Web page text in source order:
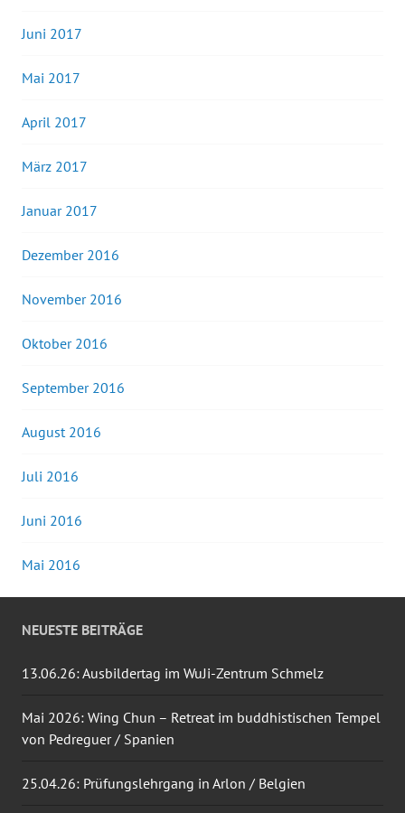
Juni 2017
Mai 2017
April 2017
März 2017
Januar 2017
Dezember 2016
November 2016
Oktober 2016
September 2016
August 2016
Juli 2016
Juni 2016
Mai 2016
NEUESTE BEITRÄGE
13.06.26: Ausbildertag im WuJi-Zentrum Schmelz
Mai 2026: Wing Chun – Retreat im buddhistischen Tempel
von Pedreguer / Spanien
25.04.26: Prüfungslehrgang in Arlon / Belgien